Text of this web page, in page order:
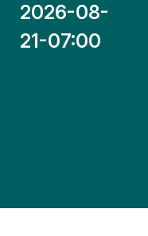
2026-08-
21-07:00